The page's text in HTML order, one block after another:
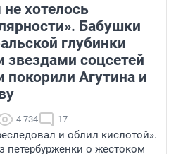
хотелось
Бабушки
глубинки
звездами соцсетей
покорили Агутина и
4 734 17
и облил кислотой».
петербурженки о жестоком